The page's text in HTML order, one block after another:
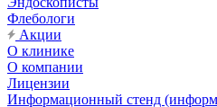
Флебологи
Акции
О клинике
О компании
Лицензии
Информационный стенд